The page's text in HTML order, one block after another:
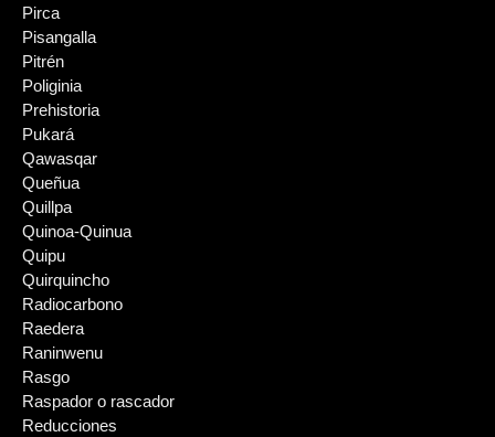
Pirca
Pisangalla
Pitrén
Poliginia
Prehistoria
Pukará
Qawasqar
Queñua
Quillpa
Quinoa-Quinua
Quipu
Quirquincho
Radiocarbono
Raedera
Raninwenu
Rasgo
Raspador o rascador
Reducciones